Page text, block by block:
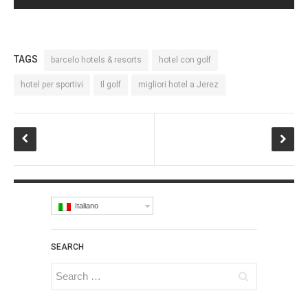
TAGS barcelo hotels & resorts hotel con golf
hotel per sportivi Il golf migliori hotel a Jerez
Italiano
SEARCH